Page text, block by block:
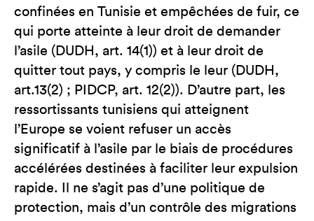
confinées en Tunisie et empêchées de fuir, ce
qui porte atteinte à leur droit de demander
l’asile (DUDH, art. 14(1)) et à leur droit de
quitter tout pays, y compris le leur (DUDH,
art.13(2) ; PIDCP, art. 12(2)). D’autre part, les
ressortissants tunisiens qui atteignent
l’Europe se voient refuser un accès
significatif à l’asile par le biais de procédures
accélérées destinées à faciliter leur expulsion
rapide. Il ne s’agit pas d’une politique de
protection, mais d’un contrôle des migrations